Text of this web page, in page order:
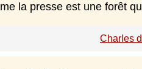
la presse est une forêt
Charles